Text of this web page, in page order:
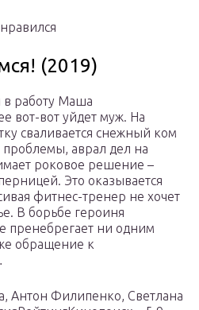
(2019)
в работу Маша
вот-вот уйдет муж. На
сваливается снежный ком
проблемы, аврал дел на
роковое решение –
Это оказывается
фитнес-тренер не хочет
В борьбе героиня
пренебрегает ни одним
обращение к
Антон Филипенко, Светлана